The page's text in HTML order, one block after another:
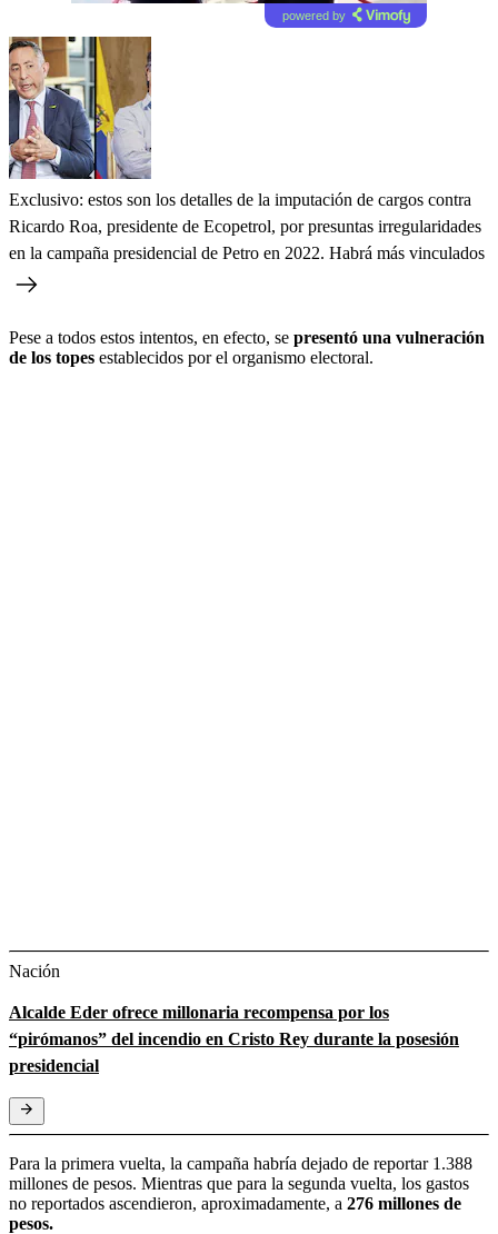
powered by
Exclusivo: estos son los detalles de la imputación de cargos contra
Ricardo Roa, presidente de Ecopetrol, por presuntas irregularidades
en la campaña presidencial de Petro en 2022. Habrá más vinculados
Pese a todos estos intentos, en efecto, se presentó una vulneración
de los topes establecidos por el organismo electoral.
Nación
Alcalde Eder ofrece millonaria recompensa por los
“pirómanos” del incendio en Cristo Rey durante la posesión
presidencial
Para la primera vuelta, la campaña habría dejado de reportar 1.388
millones de pesos. Mientras que para la segunda vuelta, los gastos
no reportados ascendieron, aproximadamente, a 276 millones de
pesos.